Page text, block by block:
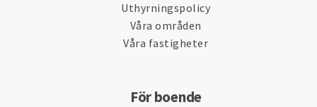
Uthyrningspolicy
Våra områden
Våra fastigheter
För boende